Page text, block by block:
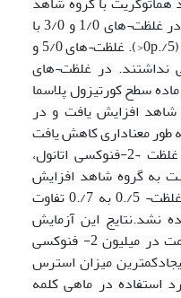
مشاهده شد و میزان هموگلوبین در غلظت¬های 1/0 و 3/0 با
گروه شاهد اختلاف معنادار داشت (5/.0p<). غلظت¬های 5/0 و
نداشتند. در غلظت¬های
ماده سطح کورتیزول پلاسما
شاهد افزایش یافت و در
طور معناداری کاهش یافت
(05/.p<). به طورکلی با افزایش غلظت ¬2-فنوکسی اتانول،
به گروه شاهد افزایش
یافت (05/.p<) ولی با افزایش از غلظت¬ 5/.0 به 7/.0 تفاوت
نشد.نتایج این آزمایش
نشان می¬دهدکه غلظت 7/0 قسمت در میلیون 2- فنوکسی
میزان استرس
استفاده در ماهی کلمه